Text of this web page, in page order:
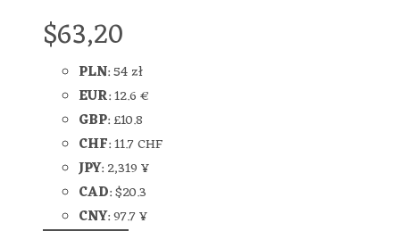
$63,20
PLN:54 zł
EUR:12.6 €
GBP:£10.8
CHF:11.7 CHF
JPY:2,319 ¥
CAD:$20.3
CNY:97.7 ¥